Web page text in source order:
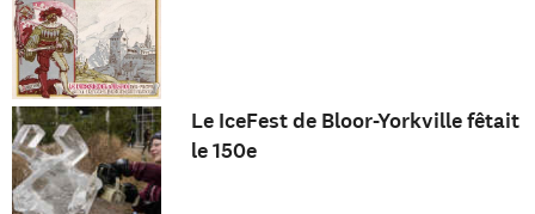
Le IceFest de Bloor-Yorkville fêtait
le 150e